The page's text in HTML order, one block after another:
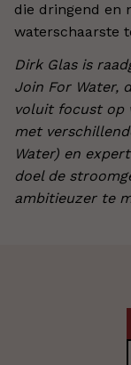
die dringend en
waterschaarste
Dirk Glas is
Join For Water,
voluit focust op
met
Water) en
doel de
ambitieuzer te